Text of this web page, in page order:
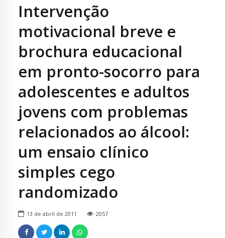
Intervenção
motivacional breve e
brochura educacional
em pronto-socorro para
adolescentes e adultos
jovens com problemas
relacionados ao álcool:
um ensaio clínico
simples cego
randomizado
13 de abril de 2011 2057